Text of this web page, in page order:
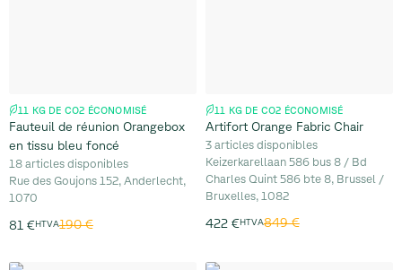
11 KG DE CO2 ÉCONOMISÉ
Fauteuil de réunion Orangebox
en tissu bleu foncé
18 articles disponibles
Rue des Goujons 152, Anderlecht,
1070
81 €HTVA190 €
11 KG DE CO2 ÉCONOMISÉ
Artifort Orange Fabric Chair
3 articles disponibles
Keizerkarellaan 586 bus 8 / Bd
Charles Quint 586 bte 8, Brussel /
Bruxelles, 1082
422 €HTVA849 €